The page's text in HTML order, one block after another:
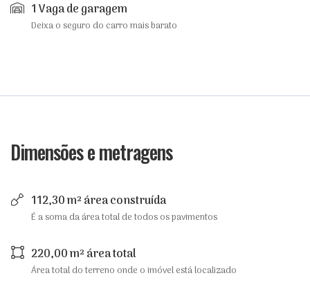
1 Vaga de garagem
Deixa o seguro do carro mais barato
Dimensões e metragens
112,30 m² área construída
É a soma da área total de todos os pavimentos
220,00 m² área total
Área total do terreno onde o imóvel está localizado